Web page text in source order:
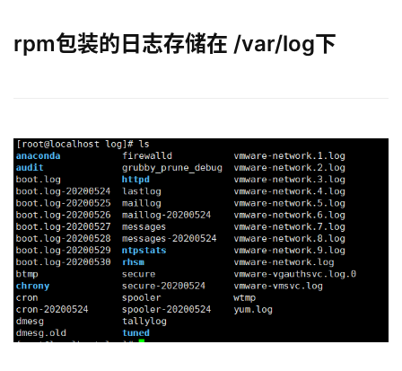
rpm包装的日志存储在 /var/log下